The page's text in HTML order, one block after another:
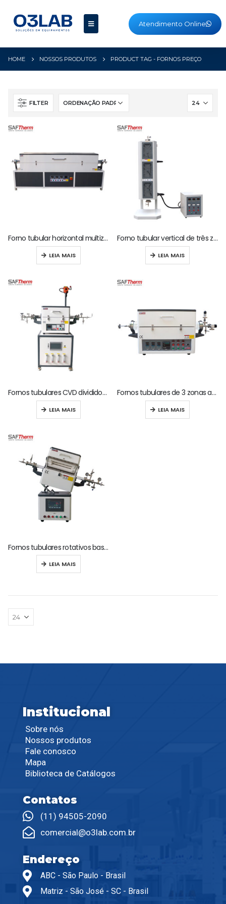
Atendimento Online
HOME NOSSOS PRODUTOS PRODUCT TAG - FORNOS PREÇO
FILTER
Forno tubular horizontal multizona de 1200 °C
LEIA MAIS
Forno tubular vertical de três zonas a 1200 °C
LEIA MAIS
Fornos tubulares CVD divididos de 1200°C
LEIA MAIS
Fornos tubulares de 3 zonas a 1200°C (STG-130-12-3)
LEIA MAIS
Fornos tubulares rotativos basculantes de 1200 °C
LEIA MAIS
Institucional
Sobre nós
Nossos produtos
Fale conosco
Mapa
Biblioteca de Catálogos
Contatos
(11) 94505-2090
comercial@o3lab.com.br
Endereço
ABC - São Paulo - Brasil
Matriz - São José - SC - Brasil